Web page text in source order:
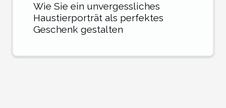
Wie Sie ein unvergessliches
Haustierporträt als perfektes
Geschenk gestalten